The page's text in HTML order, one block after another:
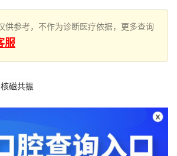
供参考，不作为诊断医疗依据，更多查询
服
磁共振